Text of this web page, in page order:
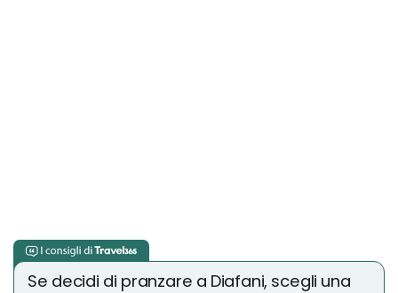
Se decidi di pranzare a Diafani, scegli una